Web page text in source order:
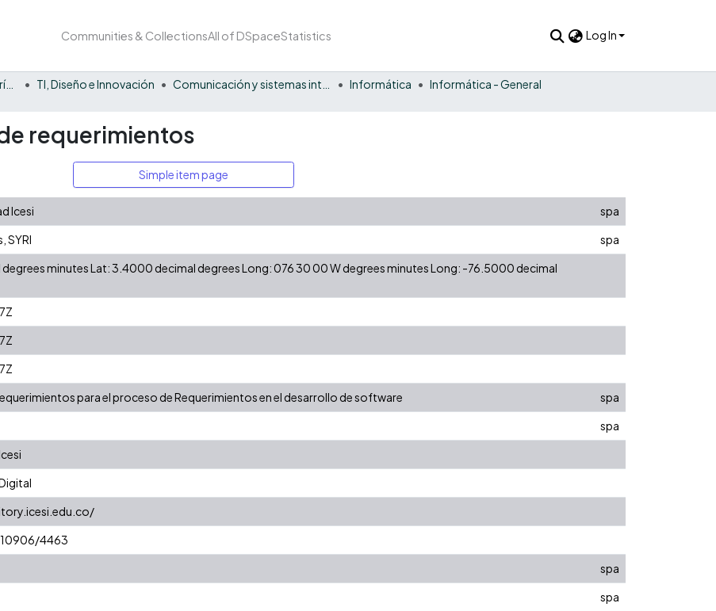
Communities & CollectionsAll of DSpaceStatistics Log In
Facultad Barberi de Ingeniería, Diseño y Ciencias Aplicadas TI, Diseño e Innovación Informática
Informática - General
requerimientos
Simple item page
Icesi
spa
SYRI spa
degrees minutes Lat: 3.4000 decimal degrees Long: 076 30 00 W degrees minutes Long: -76.5000 decimal
para el proceso de Requerimientos en el desarrollo de software
spa
spa
4463
spa
spa